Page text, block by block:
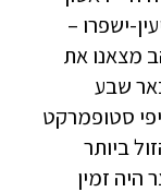
ישפרו –
הלהב מצאנו את
שבע
29.5 ש"ח. בסניפי סטופמרקט
ביותר
היה זמין